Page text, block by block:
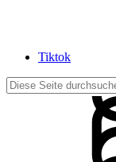
Tiktok